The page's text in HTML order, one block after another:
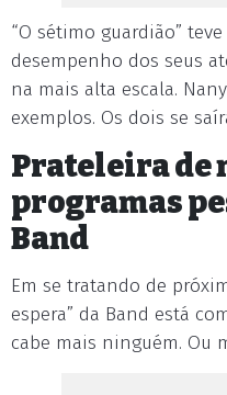
“O sétimo guardião”
desempenho dos seus
na mais alta escala.
exemplos. Os dois se
Prateleira de
programas
Band
Em se tratando de
espera” da Band está
cabe mais ninguém. Ou